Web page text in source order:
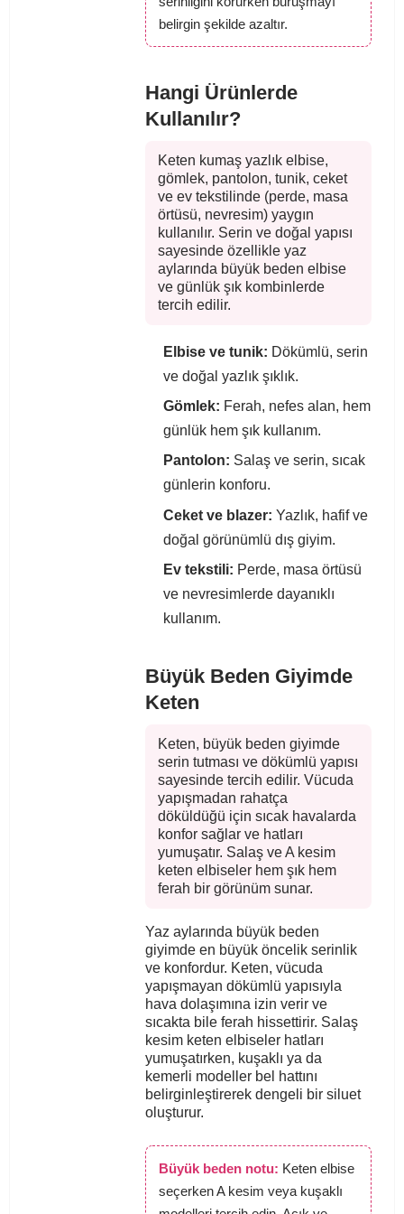
belirgin şekilde azaltır.
Hangi Ürünlerde
Kullanılır?
Keten kumaş yazlık elbise,
gömlek, pantolon, tunik, ceket
ve ev tekstilinde (perde, masa
örtüsü, nevresim) yaygın
kullanılır. Serin ve doğal yapısı
sayesinde özellikle yaz
aylarında büyük beden elbise
ve günlük şık kombinlerde
tercih edilir.
Elbise ve tunik: Dökümlü, serin
ve doğal yazlık şıklık.
Gömlek: Ferah, nefes alan, hem
günlük hem şık kullanım.
Pantolon: Salaş ve serin, sıcak
günlerin konforu.
Ceket ve blazer: Yazlık, hafif ve
doğal görünümlü dış giyim.
Ev tekstili: Perde, masa örtüsü
ve nevresimlerde dayanıklı
kullanım.
Büyük Beden Giyimde
Keten
Keten, büyük beden giyimde
serin tutması ve dökümlü yapısı
sayesinde tercih edilir. Vücuda
yapışmadan rahatça
döküldüğü için sıcak havalarda
konfor sağlar ve hatları
yumuşatır. Salaş ve A kesim
keten elbiseler hem şık hem
ferah bir görünüm sunar.
Yaz aylarında büyük beden
giyimde en büyük öncelik serinlik
ve konfordur. Keten, vücuda
yapışmayan dökümlü yapısıyla
hava dolaşımına izin verir ve
sıcakta bile ferah hissettirir. Salaş
kesim keten elbiseler hatları
yumuşatırken, kuşaklı ya da
kemerli modeller bel hattını
belirginleştirerek dengeli bir siluet
oluşturur.
Büyük beden notu: Keten elbise
seçerken A kesim veya kuşaklı